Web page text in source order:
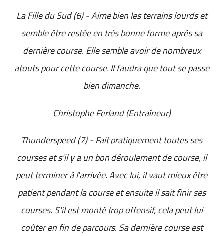
La Fille du Sud (6) - Aime bien les terrains lourds et
semble être restée en très bonne forme après sa
dernière course. Elle semble avoir de nombreux
atouts pour cette course. Il faudra que tout se passe
bien dimanche.
Christophe Ferland (Entraîneur)
Thunderspeed (7) - Fait pratiquement toutes ses
courses et s'il y a un bon déroulement de course, il
peut terminer à l'arrivée. Avec lui, il vaut mieux être
patient pendant la course et ensuite il sait finir ses
courses. S'il est monté trop offensif, cela peut lui
coûter en fin de parcours. Sa dernière course est